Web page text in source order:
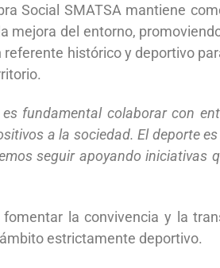
Social SMATSA mantiene
mejora del entorno,
histórico y deportivo
fundamental colaborar con
a la sociedad. El deporte
seguir apoyando iniciativas
la convivencia y la
estrictamente deportivo.